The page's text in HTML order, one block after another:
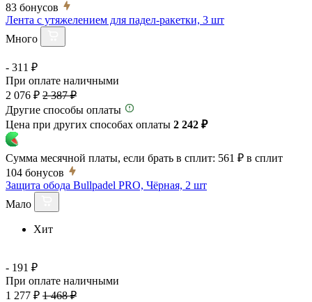
83 бонусов
Лента с утяжелением для падел-ракетки, 3 шт
Много
- 311 ₽
При оплате наличными
2 076 ₽ 2 387 ₽
Другие способы оплаты
Цена при других способах оплаты 2 242 ₽
Сумма месячной платы, если брать в сплит: 561 ₽ в сплит
104 бонусов
Защита обода Bullpadel PRO, Чёрная, 2 шт
Мало
Хит
- 191 ₽
При оплате наличными
1 277 ₽ 1 468 ₽